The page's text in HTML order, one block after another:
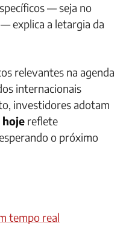
— seja no
explica a letargia da
relevantes na agenda
internacionais
investidores adotam
reflete
o próximo
tempo real